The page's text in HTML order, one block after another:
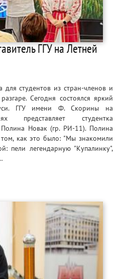
ГГУ на Летней
студентов из стран-членов и
Сегодня состоялся яркий
ГГУ имени Ф. Скорины на
представляет студентка
Полина Новак (гр. РИ-11). Полина
как это было: "Мы знакомили
пели легендарную "Купалинку",